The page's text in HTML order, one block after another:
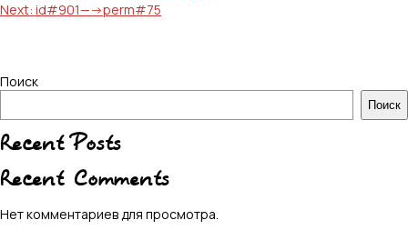
по
Next: id#901—->perm#75
Поиск
Поиск
Recent Posts
Recent Comments
Нет комментариев для просмотра.